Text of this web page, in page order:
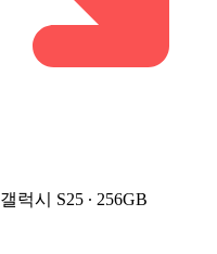
갤럭시 S25 ∙ 256GB